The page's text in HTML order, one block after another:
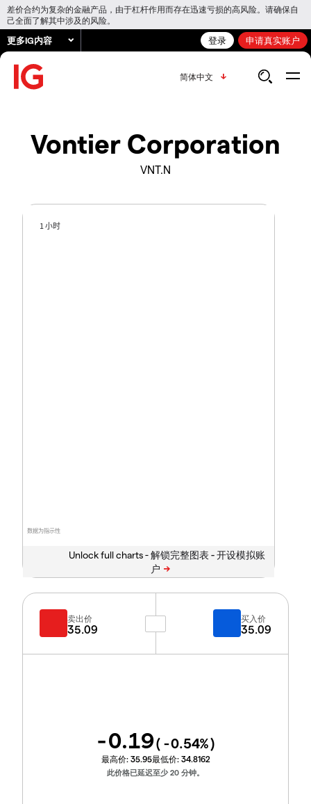
差价合约为复杂的金融产品，由于杠杆作用而存在迅速亏损的高风险。请确保自
己全面了解其中涉及的风险。
更多IG内容 登录 申请真实账户
简体中文
Vontier Corporation
VNT.N
数据为指示性
1 小时
Unlock full charts -
卖出价
35.09
买入价
35.09
-0.19( -0.54%)
最高价: 35.95最低价: 34.8162
此价格已延迟至少 20 分钟。